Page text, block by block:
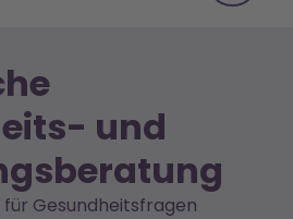
und
Gesundheitsfragen